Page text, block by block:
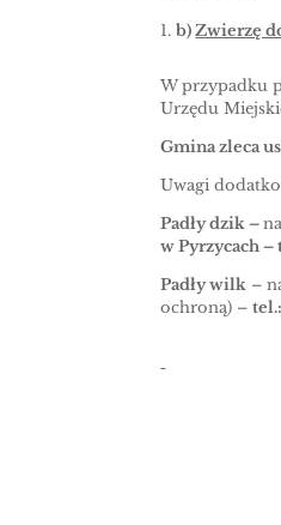
b)Zwierzę
W przypadku
Urzędu
Gmina zleca
Uwagi
Padły dzik –
w Pyrzycach –
Padły wilk –
ochroną) –